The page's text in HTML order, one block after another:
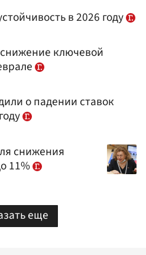
в 2026 году
ключевой
о падении ставок
снижения
11%
еще